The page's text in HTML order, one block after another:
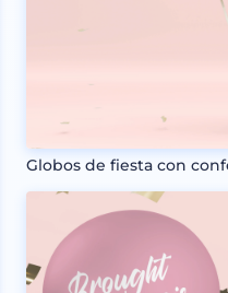
Globos de fiesta con